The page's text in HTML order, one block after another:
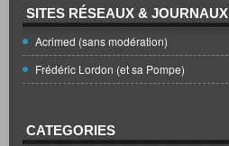
SITES RÉSEAUX & JOURNAUX
Acrimed (sans modération)
Frédéric Lordon (et sa Pompe)
CATEGORIES